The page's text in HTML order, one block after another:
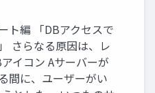
ト編 「DBアクセスで
さらなる原因は、レ
イコン Aサーバーが
間に、ユーザーがい